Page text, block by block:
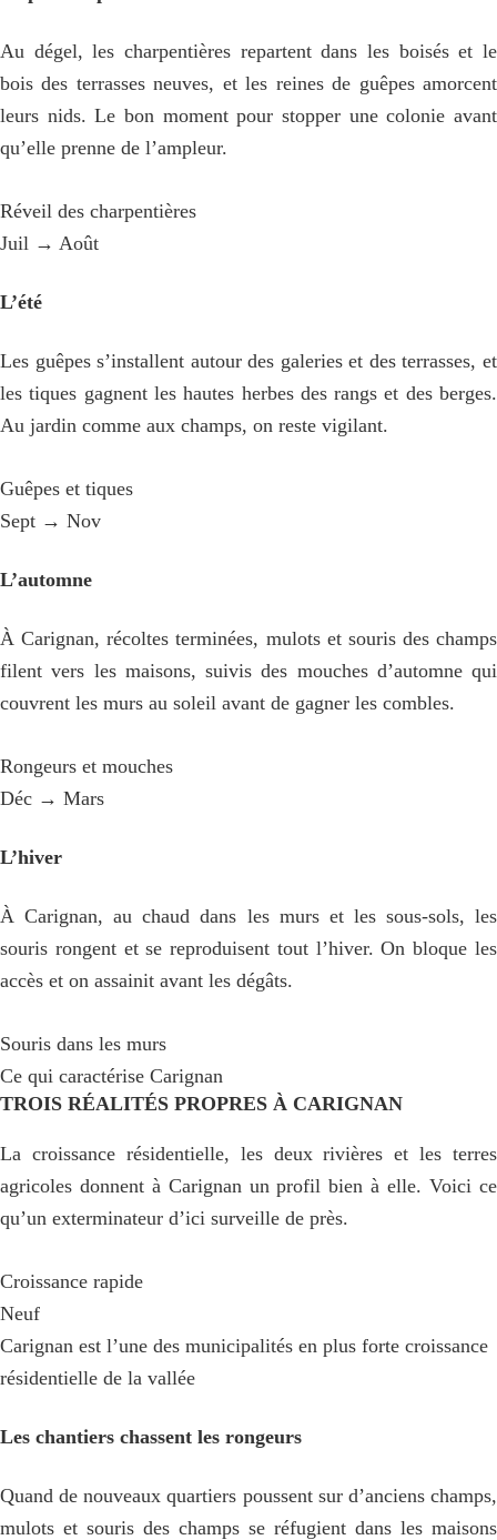
Au dégel, les charpentières repartent dans les boisés et le
bois des terrasses neuves, et les reines de guêpes amorcent
leurs nids. Le bon moment pour stopper une colonie avant
qu’elle prenne de l’ampleur.
Réveil des charpentières
Juil → Août
L’été
Les guêpes s’installent autour des galeries et des terrasses, et
les tiques gagnent les hautes herbes des rangs et des berges.
Au jardin comme aux champs, on reste vigilant.
Guêpes et tiques
Sept → Nov
L’automne
À Carignan, récoltes terminées, mulots et souris des champs
filent vers les maisons, suivis des mouches d’automne qui
couvrent les murs au soleil avant de gagner les combles.
Rongeurs et mouches
Déc → Mars
L’hiver
À Carignan, au chaud dans les murs et les sous-sols, les
souris rongent et se reproduisent tout l’hiver. On bloque les
accès et on assainit avant les dégâts.
Souris dans les murs
Ce qui caractérise Carignan
TROIS RÉALITÉS PROPRES À CARIGNAN
La croissance résidentielle, les deux rivières et les terres
agricoles donnent à Carignan un profil bien à elle. Voici ce
qu’un exterminateur d’ici surveille de près.
Croissance rapide
Neuf
Carignan est l’une des municipalités en plus forte croissance
résidentielle de la vallée
Les chantiers chassent les rongeurs
Quand de nouveaux quartiers poussent sur d’anciens champs,
mulots et souris des champs se réfugient dans les maisons